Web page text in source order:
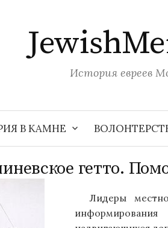
История евреев
В КАМНЕ
гетто.
Лидеры